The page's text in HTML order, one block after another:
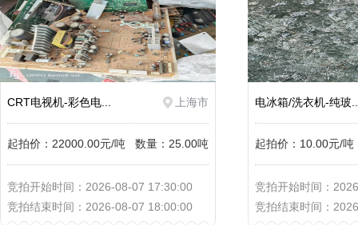
CRT电视机-彩色电... 上海市
起拍价：22000.00元/吨 数量：25.00吨
竞拍开始时间：2026-08-07 17:30:00
竞拍结束时间：2026-08-07 18:00:00
电冰箱/洗衣机-纯玻
起拍价：10.00元/吨
竞拍开始时间：
竞拍结束时间：